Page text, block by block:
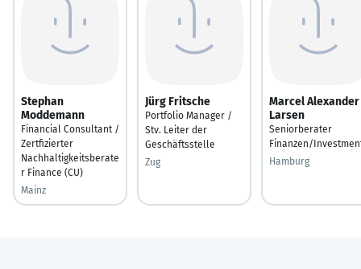
Stephan
Moddemann
Financial Consultant /
Zertfizierter
Nachhaltigkeitsberate
r Finance (CU)
Mainz
Jürg Fritsche
Portfolio Manager /
Stv. Leiter der
Geschäftsstelle
Zug
Marcel Alexander
Larsen
Seniorberater
Finanzen/
Hamburg